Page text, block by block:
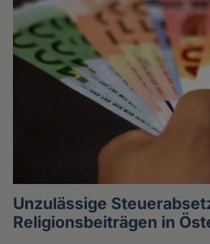
Unzulässige
Religionsbeiträgen in